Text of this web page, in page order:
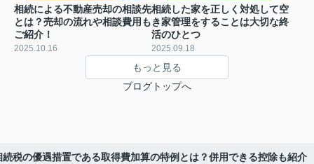
相続による不動産売却の相談先
とは？売却の流れや相談費用も
ご紹介！
2025.10.16
相続した家を正しく対処して空
き家管理をすることは大切な終
活のひとつ
2025.09.18
もっと見る
ブログトップへ
続税の優遇措置である取得費加算の特例とは？併用できる控除も紹介